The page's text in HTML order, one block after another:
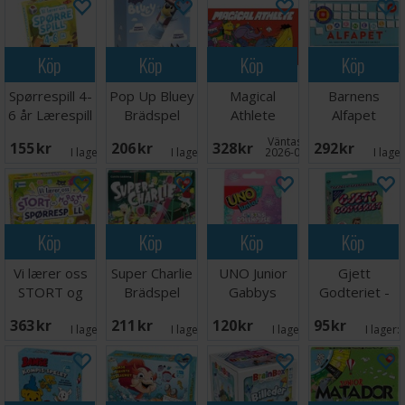
Köp
Spørrespill 4-
6 år Lærespill
155 SEK I lager: 1
Köp
Pop Up Bluey
Brädspel
206 SEK I lager: 3
Köp
Magical
Athlete
Brädspel
328 SEK Väntas in:
2026-09-30
Köp
Barnens
Alfapet
292 SEK I
Köp
Vi lærer oss
STORT og
NORSK
363 SEK I lager: 2
Köp
Super Charlie
Brädspel
211 SEK I lager:
Köp
UNO Junior
Gabbys
Kortspel
120 SEK I lager: 3
Köp
Gjett
Godteriet -
95 SEK I lager: